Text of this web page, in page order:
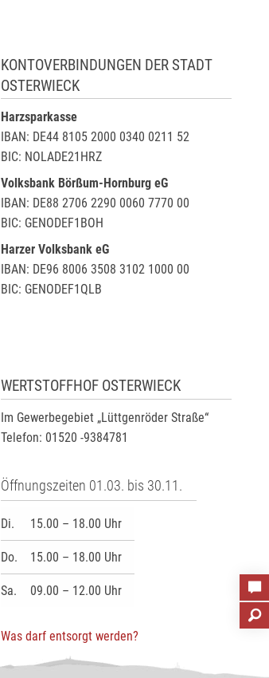
KONTOVERBINDUNGEN DER STADT
OSTERWIECK
Harzsparkasse
IBAN: DE44 8105 2000 0340 0211 52
BIC: NOLADE21HRZ
Volksbank Börßum-Hornburg eG
IBAN: DE88 2706 2290 0060 7770 00
BIC: GENODEF1BOH
Harzer Volksbank eG
IBAN: DE96 8006 3508 3102 1000 00
BIC: GENODEF1QLB
WERTSTOFFHOF OSTERWIECK
Im Gewerbegebiet „Lüttgenröder Straße“
Telefon: 01520 -9384781
Öffnungszeiten 01.03. bis 30.11.
Di. 15.00 – 18.00 Uhr
Do. 15.00 – 18.00 Uhr
Sa. 09.00 – 12.00 Uhr
Was darf entsorgt werden?